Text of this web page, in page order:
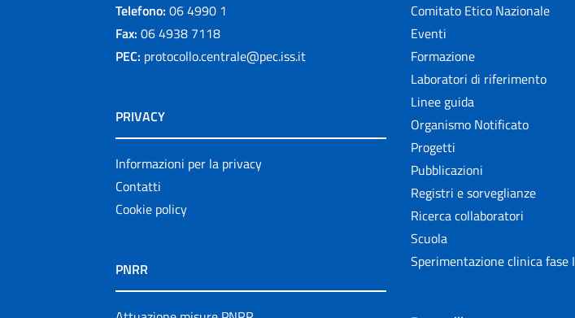
Telefono: 06 4990 1
Fax: 06 4938 7118
PEC: protocollo.centrale@pec.iss.it
PRIVACY
Informazioni per la privacy
Contatti
Cookie policy
PNRR
Comitato Etico Nazionale
Eventi
Formazione
Laboratori di riferimento
Linee guida
Organismo Notificato
Progetti
Pubblicazioni
Registri e sorveglianze
Ricerca collaboratori
Scuola
Sperimentazione clinica fase I